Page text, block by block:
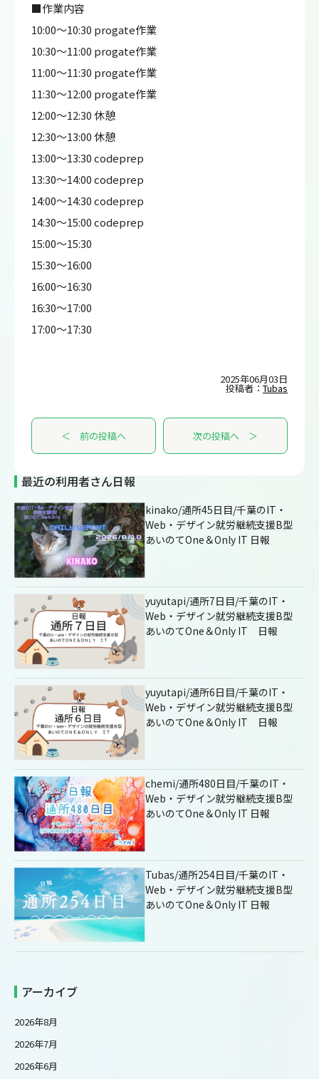
■作業内容
10:00～10:30 progate作業
10:30～11:00 progate作業
11:00～11:30 progate作業
11:30～12:00 progate作業
12:00～12:30 休憩
12:30～13:00 休憩
13:00～13:30 codeprep
13:30～14:00 codeprep
14:00～14:30 codeprep
14:30～15:00 codeprep
15:00～15:30
15:30～16:00
16:00～16:30
16:30～17:00
17:00～17:30
2025年06月03日
投稿者： Tubas
＜ 前の投稿へ 次の投稿へ ＞
最近の利用者さん日報
kinako/通所45日目/千葉のIT・
Web・デザイン就労継続支援B型
あいのてOne＆Only IT 日報
yuyutapi/通所7日目/千葉のIT・
Web・デザイン就労継続支援B型
あいのてOne＆Only IT 日報
yuyutapi/通所6日目/千葉のIT・
Web・デザイン就労継続支援B型
あいのてOne＆Only IT 日報
chemi/通所480日目/千葉のIT・
Web・デザイン就労継続支援B型
あいのてOne＆Only IT 日報
Tubas/通所254日目/千葉のIT・
Web・デザイン就労継続支援B型
あいのてOne＆Only IT 日報
アーカイブ
2026年8月
2026年7月
2026年6月